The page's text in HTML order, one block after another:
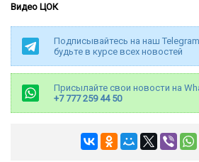
Видео ЦОК
Подписывайтесь на наш
будьте в курсе всех новостей
Присылайте свои новости на
+7 777 259 44 50